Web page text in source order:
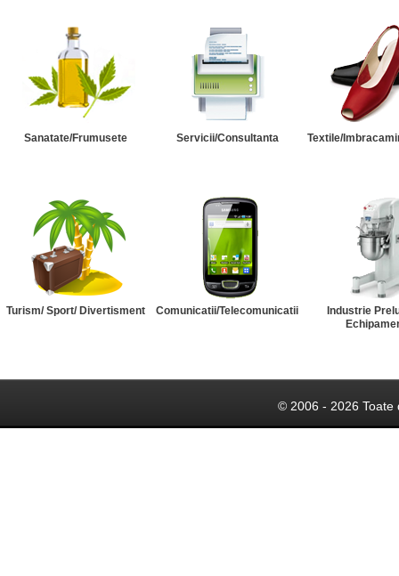
Sanatate/Frumusete Servicii/Consultanta Textile/
Turism/ Sport/ Divertisment Comunicatii/Telecomunicatii
Industrie
© 2006 - 2026